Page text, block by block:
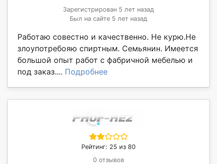
Зарегистрирован 5 лет назад
Был на сайте 5 лет назад
Работаю совестно и качественно. Не курю.Не
злоупотребояю спиртным. Семьянин. Имеется
большой опыт работ с фабричной мебелью и
под заказ.... Подробнее
Рейтинг: 25 из 80
0 отзывов